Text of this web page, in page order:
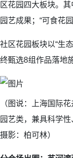
区花园四大板块。
园艺成果；“可食花
社区花园板块以“生
终甄选8组作品落地
（图说：上海国际
园艺类，兼具科学
摄影：柏可林）